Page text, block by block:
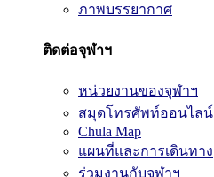
ภาพบรรยากาศ
ติดต่อจุฬาฯ
หน่วยงานของจุฬาฯ
สมุดโทรศัพท์ออนไลน์
Chula Map
แผนที่และการเดินทาง
ร่วมงานกับจุฬาฯ